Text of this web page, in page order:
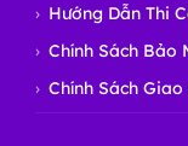
Hướng Dẫn Thi
Chính Sách Bảo
Chính Sách